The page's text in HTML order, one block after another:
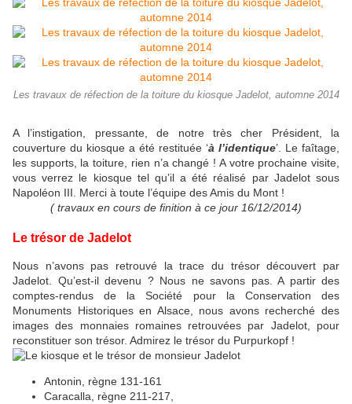
Les travaux de réfection de la toiture du kiosque Jadelot, automne 2014
A l’instigation, pressante, de notre très cher Président, la
couverture du kiosque a été restituée ‘à l’identique’. Le faîtage,
les supports, la toiture, rien n’a changé ! A votre prochaine visite,
vous verrez le kiosque tel qu’il a été réalisé par Jadelot sous
Napoléon III. Merci à toute l’équipe des Amis du Mont !
( travaux en cours de finition à ce jour 16/12/2014)
Le trésor de Jadelot
Nous n’avons pas retrouvé la trace du trésor découvert par
Jadelot. Qu’est-il devenu ? Nous ne savons pas. A partir des
comptes-rendus de la Société pour la Conservation des
Monuments Historiques en Alsace, nous avons recherché des
images des monnaies romaines retrouvées par Jadelot, pour
reconstituer son trésor. Admirez le trésor du Purpurkopf !
Antonin, règne 131-161
Caracalla, règne 211-217,